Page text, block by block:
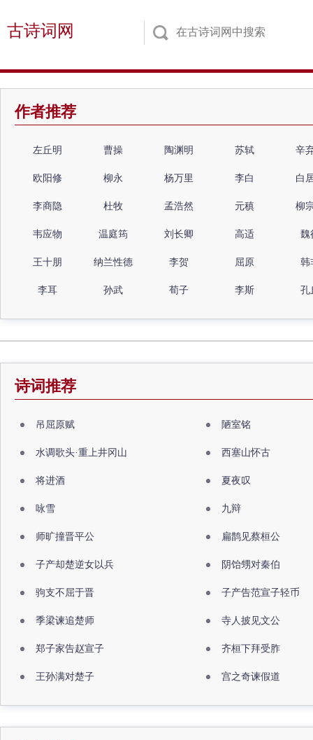
古诗词网
作者推荐
左丘明 曹操 陶渊明 苏轼 辛
欧阳修 柳永 杨万里 李白 白
李商隐 杜牧 孟浩然 元稹 柳
韦应物 温庭筠 刘长卿 高适 魏
王十朋 纳兰性德 李贺 屈原 韩
李耳 孙武 荀子 李斯 孔
诗词推荐
吊屈原赋 陋室铭
水调歌头·重上井冈山 西塞山怀古
将进酒 夏夜叹
咏雪 九辩
师旷撞晋平公 扁鹊见蔡桓公
子产却楚逆女以兵 阴饴甥对秦伯
驹支不屈于晋 子产告范宣子轻币
季梁谏追楚师 寺人披见文公
郑子家告赵宣子 齐桓下拜受胙
王孙满对楚子 宫之奇谏假道